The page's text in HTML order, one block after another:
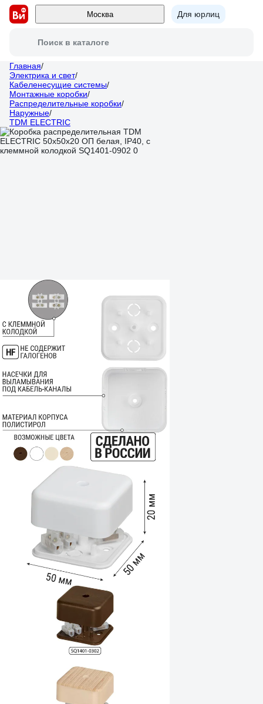
Москва Для юрлиц
Поиск в каталоге
Главная/
Электрика и свет/
Кабеленесущие системы/
Монтажные коробки/
Распределительные коробки/
Наружные/
TDM ELECTRIC